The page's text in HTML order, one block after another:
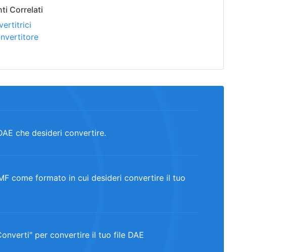
Correlati
che desideri convertire.
come formato in cui desideri convertire il tuo
per convertire il tuo file DAE